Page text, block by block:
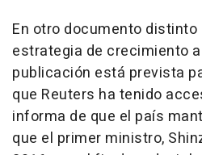
En otro documento distinto
estrategia de crecimiento
publicación está prevista
que Reuters ha tenido
informa de que el país
que el primer ministro,